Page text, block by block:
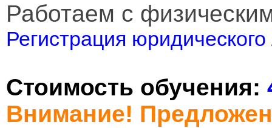
Работаем с
Регистрация
Стоимость обучения:
Внимание!